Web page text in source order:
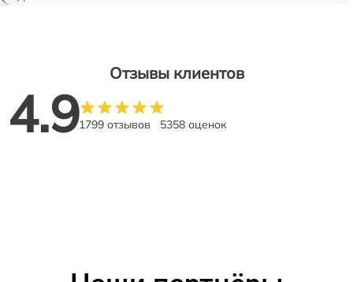
Отзывы клиентов
4.91799 отзывов 5358 оценок